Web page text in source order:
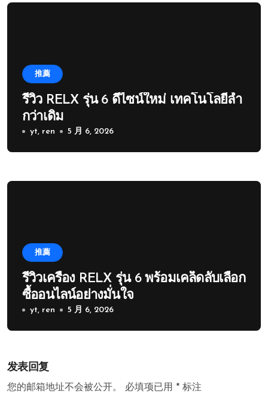
推薦
รีวิว RELX รุ่น 6 ดีไซน์ใหม่ เทคโนโลยีล้ำ
กว่าเดิม
yt, ren 5 月 6, 2026
推薦
รีวิวเครื่อง RELX รุ่น 6 พร้อมเคล็ดลับเลือก
ซื้ออนไลน์อย่างมั่นใจ
yt, ren 5 月 6, 2026
发表回复
您的邮箱地址不会被公开。 必填项已用 * 标注